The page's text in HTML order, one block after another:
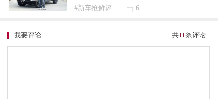
#新车抢鲜评 6
共11条评论
我要评论